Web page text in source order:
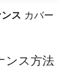
ス カバー
ンス方法